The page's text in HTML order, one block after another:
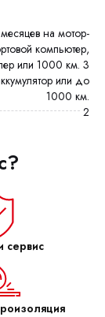
компьютер,
или 1000 км. 3
или до
1000 км.
2
сервис